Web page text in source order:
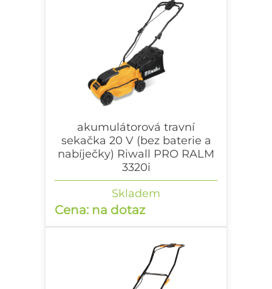
akumulátorová travní
sekačka 20 V (bez baterie a
nabíječky) Riwall PRO RALM
3320i
akumulátorová travní sekačka 20 V
(bez baterie a nabíječky)
Skladem
Cena: na dotaz